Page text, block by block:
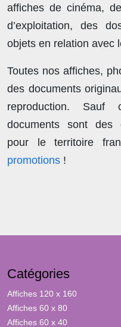
affiches de cinéma,
d’exploitation, des
objets en relation avec
Toutes nos affiches,
des documents
reproduction. Sauf
documents sont des
pour le territoire
promotions !
Catégories
Affiches 120 x 160
Affiches 60 x 80
Affiches 60 x 40